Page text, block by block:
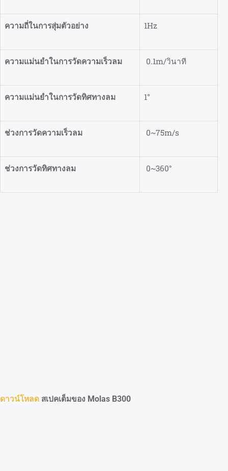
ความถี่ในการสุ่มตัวอย่าง 1Hz
ความแม่นยำในการวัดความเร็วลม 0.1m/วินาที
ความแม่นยำในการวัดทิศทางลม 1°
ช่วงการวัดความเร็วลม 0~75m/s
ช่วงการวัดทิศทางลม 0~360°
ดาวน์โหลด สเปคเต็มของ Molas B300